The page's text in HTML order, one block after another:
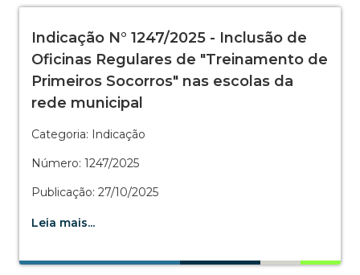
Indicação N° 1247/2025 - Inclusão de
Oficinas Regulares de "Treinamento de
Primeiros Socorros" nas escolas da
rede municipal
Categoria: Indicação
Número: 1247/2025
Publicação: 27/10/2025
Leia mais...